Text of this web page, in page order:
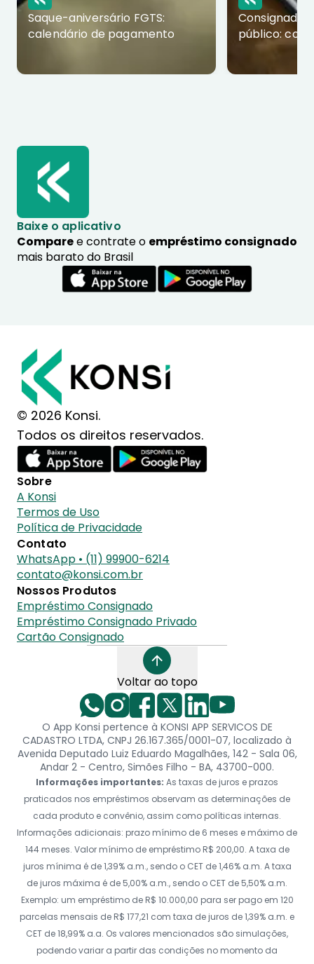
Saque-aniversário FGTS:
calendário de pagamento
Consignado
público:
Baixe o aplicativo
Comparee contrate o empréstimo consignado
mais barato do Brasil
© 2026 Konsi.
Todos os direitos reservados.
Sobre
A Konsi
Termos de Uso
Política de Privacidade
Contato
WhatsApp • (11) 99900-6214
contato@konsi.com.br
Nossos Produtos
Empréstimo Consignado
Empréstimo Consignado Privado
Cartão Consignado
Voltar ao topo
O App Konsi pertence à KONSI APP SERVICOS DE
CADASTRO LTDA, CNPJ 26.167.365/0001-07, localizado à
Avenida Deputado Luiz Eduardo Magalhães, 142 - Sala 06,
Andar 2 - Centro, Simões Filho - BA, 43700-000.
Informações importantes: As taxas de juros e prazos
praticados nos empréstimos observam as determinações de
cada produto e convênio, assim como políticas internas.
Informações adicionais: prazo mínimo de 6 meses e máximo de
144 meses. Valor mínimo de empréstimo R$ 200,00. A taxa de
juros mínima é de 1,39% a.m., sendo o CET de 1,46% a.m. A taxa
de juros máxima é de 5,00% a.m., sendo o CET de 5,50% a.m.
Exemplo: um empréstimo de R$ 10.000,00 para ser pago em 120
parcelas mensais de R$ 177,21 com taxa de juros de 1,39% a.m. e
CET de 18,99% a.a. Os valores mencionados são simulações,
podendo variar a partir das condições no momento da